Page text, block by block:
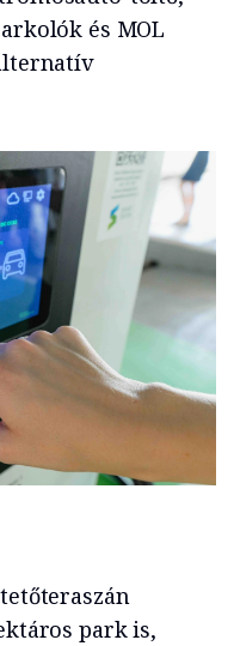
és MOL
park is,